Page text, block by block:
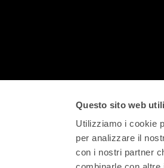
Questo sito web
Utilizziamo i cookie
per analizzare il
con i nostri partner